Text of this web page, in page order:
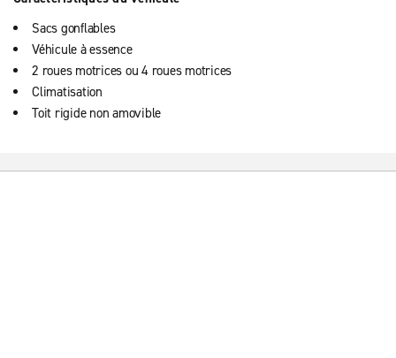
Sacs gonflables
Véhicule à essence
2 roues motrices ou 4 roues motrices
Climatisation
Toit rigide non amovible